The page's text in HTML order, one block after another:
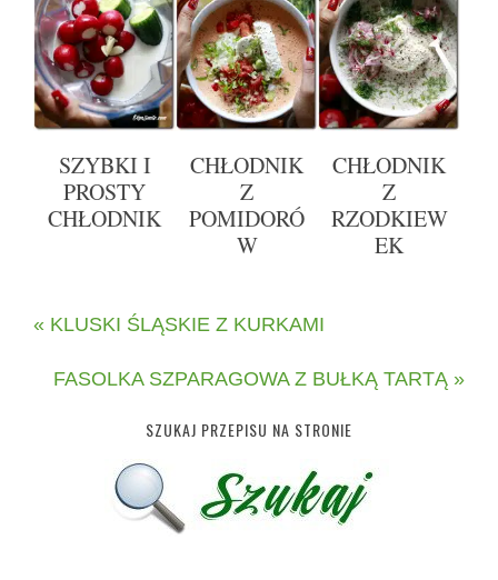
SZYBKI I
PROSTY
CHŁODNIK
CHŁODNIK
Z
POMIDORÓ
W
CHŁODNIK
Z
RZODKIEW
EK
« KLUSKI ŚLĄSKIE Z KURKAMI
FASOLKA SZPARAGOWA Z BUŁKĄ TARTĄ »
SZUKAJ PRZEPISU NA STRONIE